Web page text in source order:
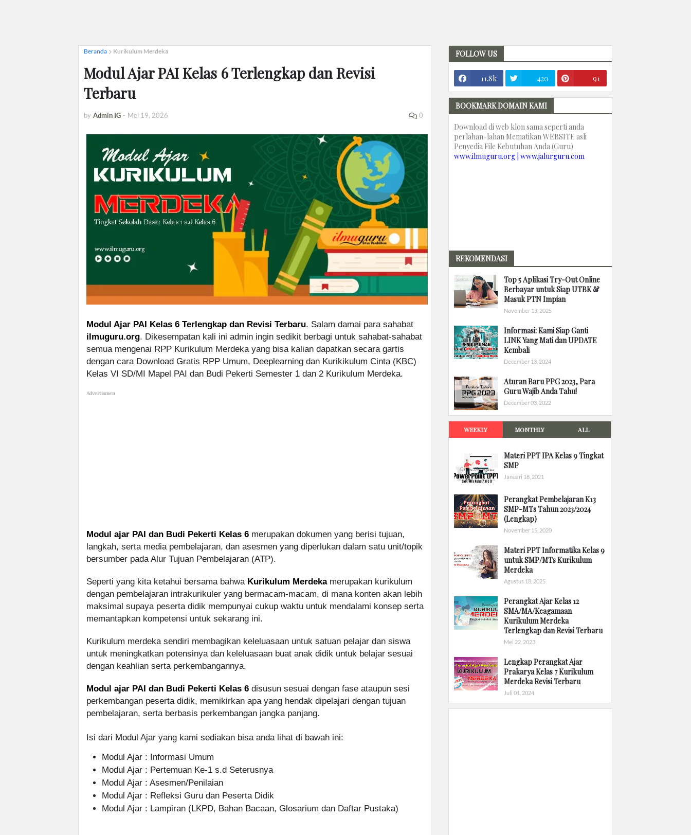
Beranda Kurikulum Merdeka
Modul Ajar PAI Kelas 6 Terlengkap dan Revisi
Terbaru
by Admin IG - Mei 19, 2026 0
Modul Ajar PAI Kelas 6 Terlengkap dan Revisi Terbaru. Salam damai para sahabat
ilmuguru.org. Dikesempatan kali ini admin ingin sedikit berbagi untuk sahabat-sahabat
semua mengenai RPP Kurikulum Merdeka yang bisa kalian dapatkan secara gartis
dengan cara Download Gratis RPP Umum, Deeplearning dan Kurikikulum Cinta (KBC)
Kelas VI SD/MI Mapel PAI dan Budi Pekerti Semester 1 dan 2 Kurikulum Merdeka.
Advertismen
Modul ajar PAI dan Budi Pekerti Kelas 6 merupakan dokumen yang berisi tujuan,
langkah, serta media pembelajaran, dan asesmen yang diperlukan dalam satu unit/topik
bersumber pada Alur Tujuan Pembelajaran (ATP).
Seperti yang kita ketahui bersama bahwa Kurikulum Merdekamerupakan kurikulum
dengan pembelajaran intrakurikuler yang bermacam-macam, di mana konten akan lebih
maksimal supaya peserta didik mempunyai cukup waktu untuk mendalami konsep serta
memantapkan kompetensi untuk sekarang ini.
Kurikulum merdeka sendiri membagikan keleluasaan untuk satuan pelajar dan siswa
untuk meningkatkan potensinya dan keleluasaan buat anak didik untuk belajar sesuai
dengan keahlian serta perkembangannya.
Modul ajar PAI dan Budi Pekerti Kelas 6 disusun sesuai dengan fase ataupun sesi
perkembangan peserta didik, memikirkan apa yang hendak dipelajari dengan tujuan
pembelajaran, serta berbasis perkembangan jangka panjang.
Isi dari Modul Ajar yang kami sediakan bisa anda lihat di bawah ini:
Modul Ajar : Informasi Umum
Modul Ajar : Pertemuan Ke-1 s.d Seterusnya
Modul Ajar : Asesmen/Penilaian
Modul Ajar : Refleksi Guru dan Peserta Didik
Modul Ajar : Lampiran (LKPD, Bahan Bacaan, Glosarium dan Daftar Pustaka)
FOLLOW US
11.8k 420 91
BOOKMARK DOMAIN KAMI
Download di web klon sama seperti anda
perlahan-lahan Mematikan WEBSITE asli
Penyedia File Kebutuhan Anda (Guru)
www.ilmuguru.org | www.jalurguru.com
REKOMENDASI
Top 5 Aplikasi Try-Out Online
Berbayar untuk Siap UTBK &
Masuk PTN Impian
November 13, 2025
Informasi: Kami Siap Ganti
LINK Yang Mati dan UPDATE
Kembali
December 13, 2024
Aturan Baru PPG 2023, Para
Guru Wajib Anda Tahu!
December 03, 2022
WEEKLY MONTHLY ALL
Materi PPT IPA Kelas 9 Tingkat
SMP
Januari 18, 2021
Perangkat Pembelajaran K13
SMP-MTs Tahun 2023/2024
(Lengkap)
November 15, 2020
Materi PPT Informatika Kelas 9
untuk SMP/MTs Kurikulum
Merdeka
Agustus 18, 2025
Perangkat Ajar Kelas 12
SMA/MA/Keagamaan
Kurikulum Merdeka
Terlengkap dan Revisi Terbaru
Mei 22, 2023
Lengkap Perangkat Ajar
Prakarya Kelas 7 Kurikulum
Merdeka Revisi Terbaru
Juli 01, 2024